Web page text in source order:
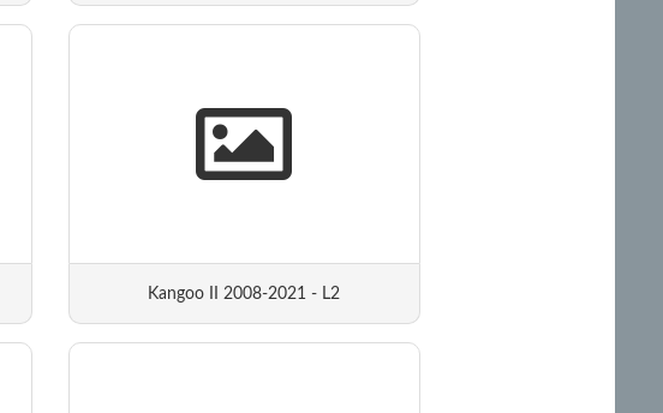
Kangoo II 2008-2021 - L2